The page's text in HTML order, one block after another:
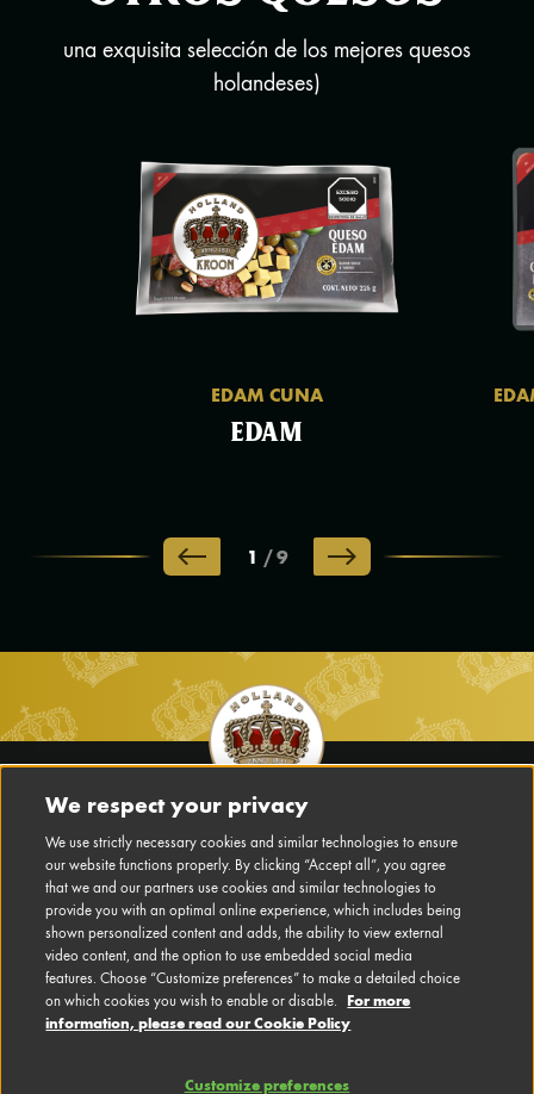
una exquisita selección de los mejores quesos
holandeses)
EDAM CUNA
EDAM
1 / 9
Footer
Main
Navigation
MX
AVISO LEGAL
CONTACTO
PREFERENCIAS DE COOKIES
TÉRMINOS Y CONDICIONES
DECLARACIÓN DE PRIVACIDAD
We respect your privacy
We use strictly necessary cookies and similar technologies to ensure
our website functions properly. By clicking “Accept all”, you agree
that we and our partners use cookies and similar technologies to
provide you with an optimal online experience, which includes being
shown personalized content and adds, the ability to view external
video content, and the option to use embedded social media
features. Choose “Customize preferences” to make a detailed choice
on which cookies you wish to enable or disable. For more
information, please read our Cookie Policy
Customize preferences